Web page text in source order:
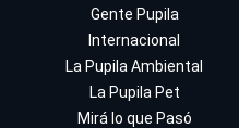
Gente Pupila
Internacional
La Pupila Ambiental
La Pupila Pet
Mirá lo que Pasó